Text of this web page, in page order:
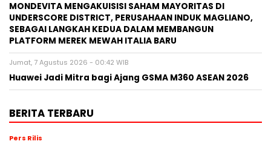
MONDEVITA MENGAKUISISI SAHAM MAYORITAS DI
UNDERSCORE DISTRICT, PERUSAHAAN INDUK MAGLIANO,
SEBAGAI LANGKAH KEDUA DALAM MEMBANGUN
PLATFORM MEREK MEWAH ITALIA BARU
Jumat, 7 Agustus 2026 - 00:42 WIB
Huawei Jadi Mitra bagi Ajang GSMA M360 ASEAN 2026
BERITA TERBARU
Pers Rilis